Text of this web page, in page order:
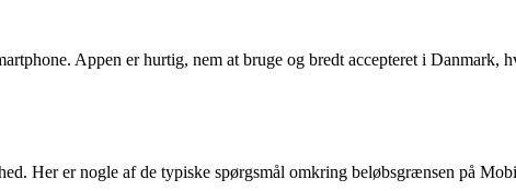
Appen er hurtig, nem at bruge og bredt accepteret i Danmark,
Her er nogle af de typiske spørgsmål omkring beløbsgrænsen på